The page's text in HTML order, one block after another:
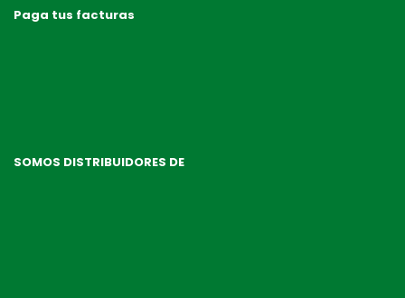
Paga tus facturas
SOMOS DISTRIBUIDORES DE